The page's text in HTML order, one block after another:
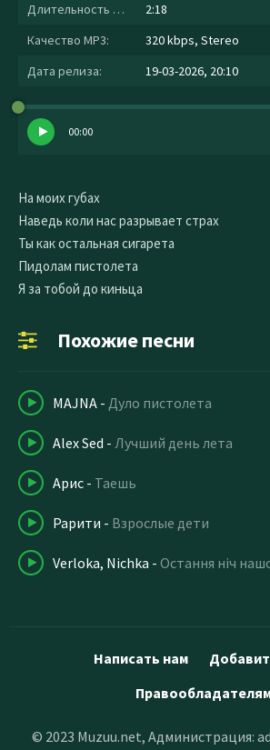
Длительность MP3:
2:18
Качество MP3:
320 kbps, Stereo
Дата релиза:
19-03-2026, 20:10
00:00
На моих губах
Наведь коли нас разрывает страх
Ты как остальная сигарета
Пидолам пистолета
Я за тобой до киньца
Похожие песни
MAJNA - Дуло пистолета
Alex Sed - Лучший день лета
Арис - Таешь
Рарити - Взрослые дети
Verloka, Nichka - Остання ніч
Написать нам
© 2023 Muzuu.net, Администрация: